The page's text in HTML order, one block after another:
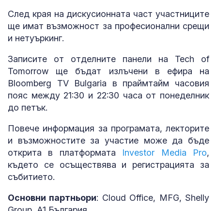
След края на дискусионната част участниците
ще имат възможност за професионални срещи
и нетуъркинг.
Записите от отделните панели на Tech of
Tomorrow ще бъдат излъчени в ефира на
Bloomberg TV Bulgaria в праймтайм часовия
пояс между 21:30 и 22:30 часа от понеделник
до петък.
Повече информация за програмата, лекторите
и възможностите за участие може да бъде
открита в платформата Investor Media Pro,
където се осъществява и регистрацията за
събитието.
Основни партньори: Cloud Office, MFG, Shelly